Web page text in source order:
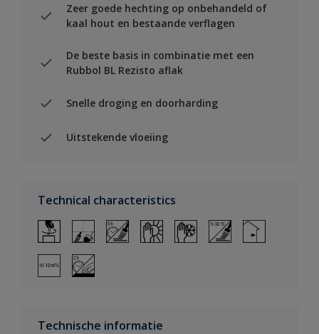
Zeer goede hechting op onbehandeld of
kaal hout en bestaande verflagen
De beste basis in combinatie met een
Rubbol BL Rezisto aflak
Snelle droging en doorharding
Uitstekende vloeiing
Technical characteristics
Technische informatie